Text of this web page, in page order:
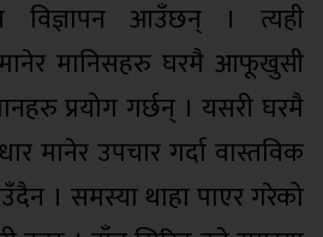
विज्ञापन आउँछन् । त्यही
मानेर मानिसहरु घरमै आफूखुसी
प्रयोग गर्छन् । यसरी घरमै
मानेर उपचार गर्दा वास्तविक
। समस्या थाहा पाएर गरेको